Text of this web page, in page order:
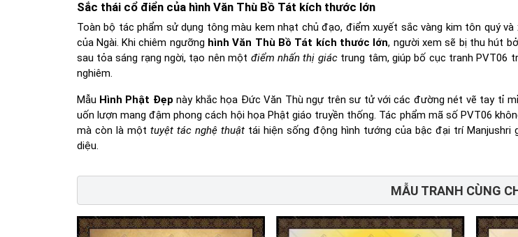
Sắc thái cổ điển của hình Văn Thù Bồ Tát kích thước lớn
Toàn bộ tác phẩm sử dụng tông màu kem nhạt chủ đạo, điểm xuyết sắc vàng kim tôn quý và
của Ngài. Khi chiêm ngưỡng hình Văn Thù Bồ Tát kích thước lớn, người xem sẽ bị thu hút
sau tỏa sáng rạng ngời, tạo nên một điểm nhấn thị giáctrung tâm, giúp bố cục tranh PVT06
nghiêm.
Mẫu Hình Phật Đẹp này khắc họa Đức Văn Thù ngự trên sư tử với các đường nét vẽ tay tỉ
uốn lượn mang đậm phong cách hội họa Phật giáo truyền thống. Tác phẩm mã số PVT06
mà còn là một tuyệt tác nghệ thuậttái hiện sống động hình tướng của bậc đại trí Manjushri
diệu.
MẪU TRANH CÙNG